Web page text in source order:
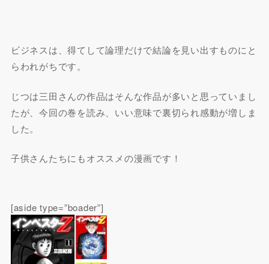
ビジネスは、得てして論理だけで結論を見い出すものにと
らわれがちです。
じつは三田さんの作品はそんな作品が多いと思っていまし
たが、今回の巻を読み、いい意味で裏切られ感動が増しま
した。
子供さんたちにもオススメの漫画です！
[aside type=”boader”]